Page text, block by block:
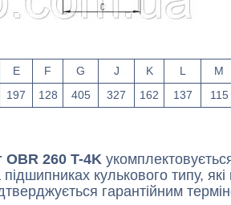
E F G J K L M
197 128 405 327 162 137 115
OBR 260 T-4K
кулькового типу,
гарантійним